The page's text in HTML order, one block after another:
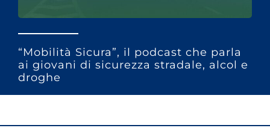
“Mobilità Sicura”, il podcast che parla
ai giovani di sicurezza stradale, alcol e
droghe